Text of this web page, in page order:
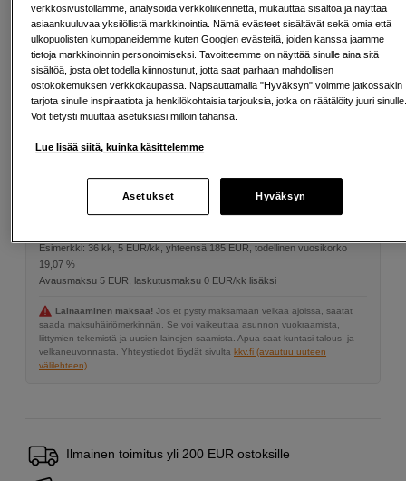
52 mm 58 mm 46 mm
149 EUR
Lisää ostoskoriin
Esimerkki: 36 kk, 5 EUR/kk, yhteensä 185 EUR, todellinen vuosikorko
19,07 %
Avausmaksu 5 EUR, laskutusmaksu 0 EUR/kk lisäksi
Lainaaminen maksaa! Jos et pysty maksamaan velkaa ajoissa, saatat
saada maksuhäiriömerkinnän. Se voi vaikeuttaa asunnon vuokraamista,
liittymien tekemistä ja uusien lainojen saamista. Apua saat kuntasi talous- ja
velkaneuvonnasta. Yhteystiedot löydät sivulta kkv.fi (avautuu uuteen
välilehteen)
Ilmainen toimitus yli 200 EUR ostoksille
verkkosivustollamme, analysoida verkkoliikennettä, mukauttaa sisältöä ja näyttää
asiaankuuluvaa yksilöllistä markkinointia. Nämä evästeet sisältävät sekä omia että
ulkopuolisten kumppaneidemme kuten Googlen evästeitä, joiden kanssa jaamme
tietoja markkinoinnin personoimiseksi. Tavoitteemme on näyttää sinulle aina sitä
sisältöä, josta olet todella kiinnostunut, jotta saat parhaan mahdollisen
ostokokemuksen verkkokaupassa. Napsauttamalla "Hyväksyn" voimme jatkossakin
tarjota sinulle inspiraatiota ja henkilökohtaisia tarjouksia, jotka on räätälöity juuri
Voit tietysti muuttaa asetuksiasi milloin tahansa.
Lue lisää siitä, kuinka käsittelemme
Asetukset Hyväksyn